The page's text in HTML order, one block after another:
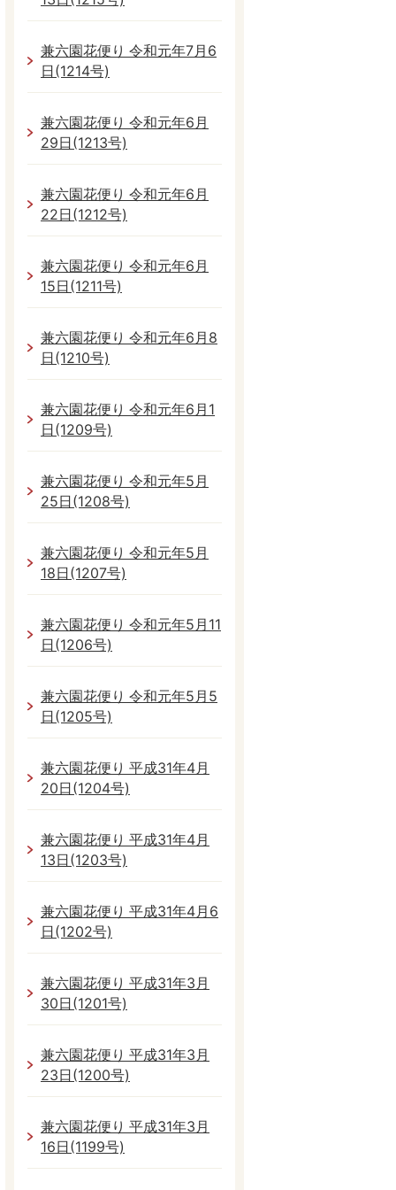
兼六園花便り 令和元年7月6
日(1214号)
兼六園花便り 令和元年6月
29日(1213号)
兼六園花便り 令和元年6月
22日(1212号)
兼六園花便り 令和元年6月
15日(1211号)
兼六園花便り 令和元年6月8
日(1210号)
兼六園花便り 令和元年6月1
日(1209号)
兼六園花便り 令和元年5月
25日(1208号)
兼六園花便り 令和元年5月
18日(1207号)
兼六園花便り 令和元年5月11
日(1206号)
兼六園花便り 令和元年5月5
日(1205号)
兼六園花便り 平成31年4月
20日(1204号)
兼六園花便り 平成31年4月
13日(1203号)
兼六園花便り 平成31年4月6
日(1202号)
兼六園花便り 平成31年3月
30日(1201号)
兼六園花便り 平成31年3月
23日(1200号)
兼六園花便り 平成31年3月
16日(1199号)